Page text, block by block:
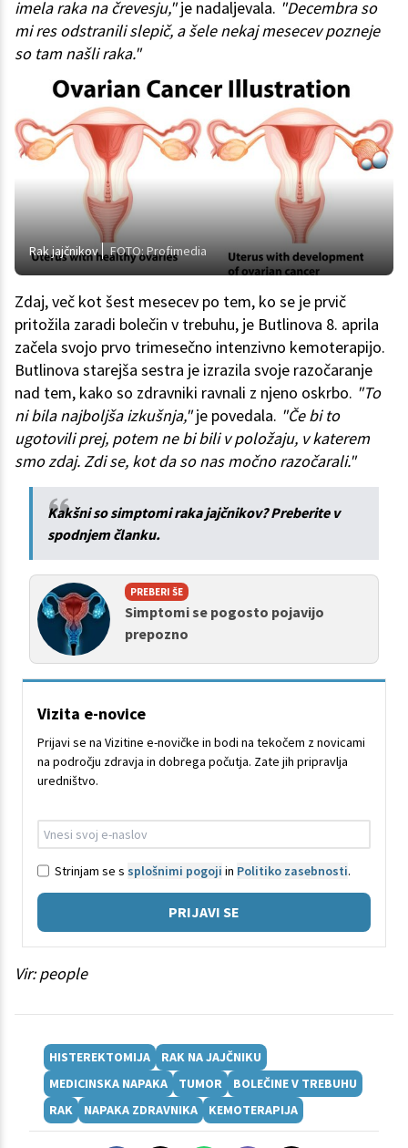
imela raka na črevesju,"je nadaljevala. "Decembra so
mi res odstranili slepič, a šele nekaj mesecev pozneje
so tam našli raka."
Rak jajčnikov FOTO: Profimedia
Zdaj, več kot šest mesecev po tem, ko se je prvič
pritožila zaradi bolečin v trebuhu, je Butlinova 8. aprila
začela svojo prvo trimesečno intenzivno kemoterapijo.
Butlinova starejša sestra je izrazila svoje razočaranje
nad tem, kako so zdravniki ravnali z njeno oskrbo. "To
ni bila najboljša izkušnja,"je povedala. "Če bi to
ugotovili prej, potem ne bi bili v položaju, v katerem
smo zdaj. Zdi se, kot da so nas močno razočarali."
Kakšni so simptomi raka jajčnikov? Preberite v
spodnjem članku.
PREBERI ŠE
Simptomi se pogosto pojavijo
prepozno
Vizita e-novice
Prijavi se na Vizitine e-novičke in bodi na tekočem z novicami
na področju zdravja in dobrega počutja. Zate jih pripravlja
uredništvo.
Strinjam se s splošnimi pogoji in Politiko zasebnosti.
PRIJAVI SE
Vir: people
HISTEREKTOMIJA
RAK NA JAJČNIKU
MEDICINSKA NAPAKA
TUMOR
BOLEČINE V TREBUHU
RAK
NAPAKA ZDRAVNIKA KEMOTERAPIJA